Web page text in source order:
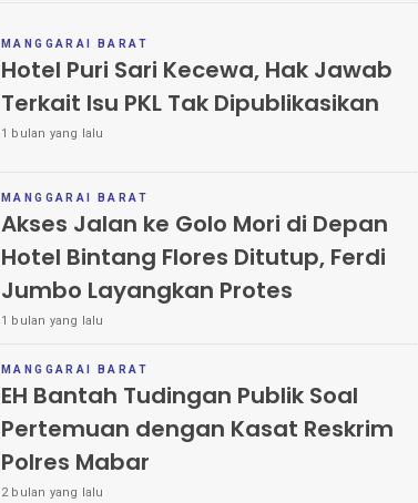
MANGGARAI BARAT
Hotel Puri Sari Kecewa, Hak Jawab
Terkait Isu PKL Tak Dipublikasikan
1 bulan yang lalu
MANGGARAI BARAT
Akses Jalan ke Golo Mori di Depan
Hotel Bintang Flores Ditutup, Ferdi
Jumbo Layangkan Protes
1 bulan yang lalu
MANGGARAI BARAT
EH Bantah Tudingan Publik Soal
Pertemuan dengan Kasat Reskrim
Polres Mabar
2 bulan yang lalu